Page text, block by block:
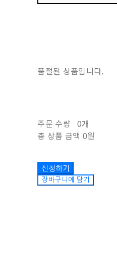
품절된 상품입니다.
주문 수량 0개
총 상품 금액 0원
장바구니에 담기